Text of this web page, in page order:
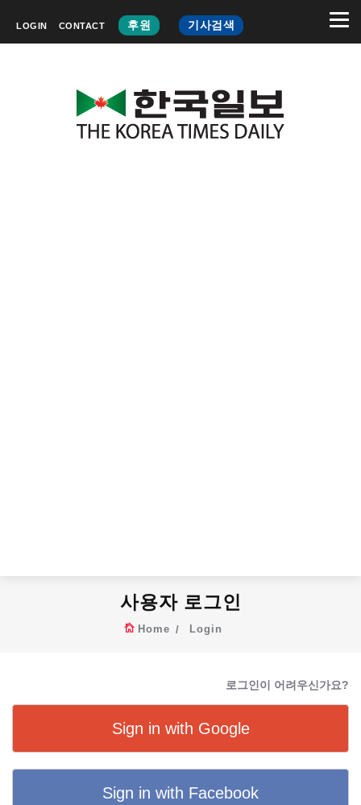
LOGIN CONTACT 후원 기사검색
사용자 로그인
Home Login
로그인이 어려우신가요?
Sign in with Google
Sign in with Facebook